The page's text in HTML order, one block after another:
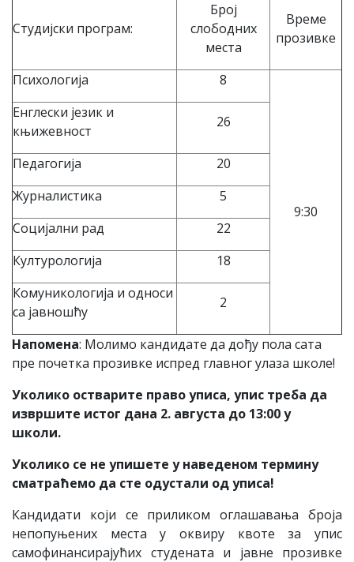
Студијски програм:
Број
слободних
места
Време
прозивке
Психологија 8
9:30
Енглески језик и
књижевност
26
Педагогија
20
Журналистика
5
Социјални рад
22
Културологија
18
Комуникологија и односи
са јавношћу
2
Напомена: Молимо кандидате да дођу пола сата
пре почетка прозивке испред главног улаза школе!
Уколико остварите право уписа, упис треба да
извршите истог дана 2. августа до 13:00 у
школи.
Уколико се не упишете у наведеном термину
сматраћемо да сте одустали од уписа!
Кандидати који се приликом оглашавања броја
непопуњених места у оквиру квоте за упис
самофинансирајућих студената и јавне прозивке